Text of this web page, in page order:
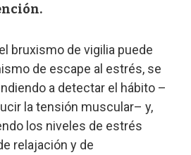
bruxismo de vigilia puede
de escape al estrés, se
a detectar el hábito –
la tensión muscular– y,
los niveles de estrés
relajación y de